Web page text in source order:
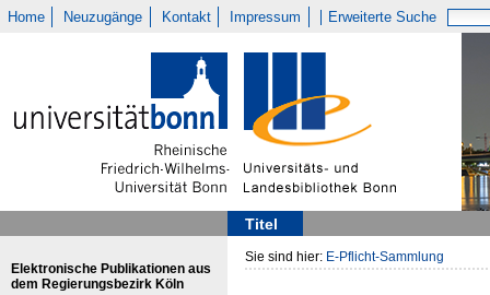
Home Neuzugänge Kontakt Impressum Erweiterte Suche
Titel
Elektronische Publikationen aus
dem Regierungsbezirk Köln
Sie sind hier: E-Pflicht-Sammlung